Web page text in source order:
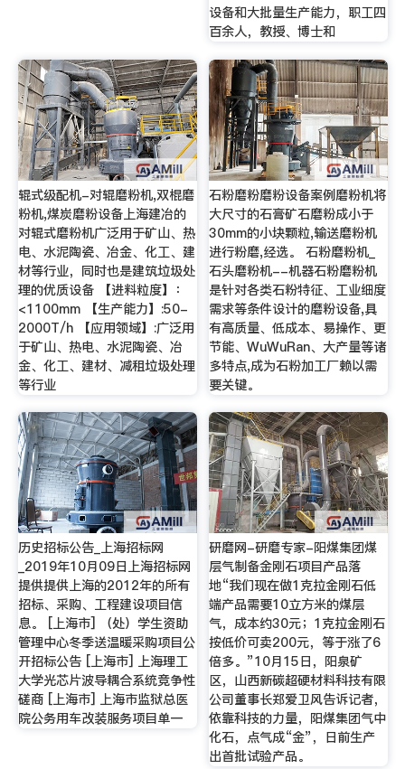
设备和大批量生产能力，职工四
百余人，教授、博士和
辊式级配机-对辊磨粉机,双棍磨
粉机,煤炭磨粉设备上海建冶的
对辊式磨粉机广泛用于矿山、热
电、水泥陶瓷、冶金、化工、建
材等行业，同时也是建筑垃圾处
理的优质设备 【进料粒度】：
<1100mm 【生产能力】:50-
2000T/h 【应用领域】:广泛用
于矿山、热电、水泥陶瓷、冶
金、化工、建材、减租垃圾处理
等行业
石粉磨粉磨粉设备案例磨粉机将
大尺寸的石膏矿石磨粉成小于
30mm的小块颗粒,输送磨粉机
进行粉磨,经选。 石粉磨粉机_
石头磨粉机--机器石粉磨粉机
是针对各类石粉特征、工业细度
需求等条件设计的磨粉设备,具
有高质量、低成本、易操作、更
节能、WuWuRan、大产量等诸
多特点,成为石粉加工厂赖以需
要关键。
历史招标公告_上海招标网
_2019年10月09日上海招标网
提供提供上海的2012年的所有
招标、采购、工程建设项目信
息。 [上海市] （处）学生资助
管理中心冬季送温暖采购项目公
开招标公告 [上海市] 上海理工
大学光芯片波导耦合系统竞争性
磋商 [上海市] 上海市监狱总医
院公务用车改装服务项目单一
研磨网-研磨专家-阳煤集团煤
层气制备金刚石项目产品落
地“我们现在做1克拉金刚石低
端产品需要10立方米的煤层
气，成本约30元；1克拉金刚石
按低价可卖200元，等于涨了6
倍多。”10月15日，阳泉矿
区，山西新碳超硬材料科技有限
公司董事长郑爱卫风告诉记者，
依靠科技的力量，阳煤集团气中
化石，点气成“金”，日前生产
出首批试验产品。